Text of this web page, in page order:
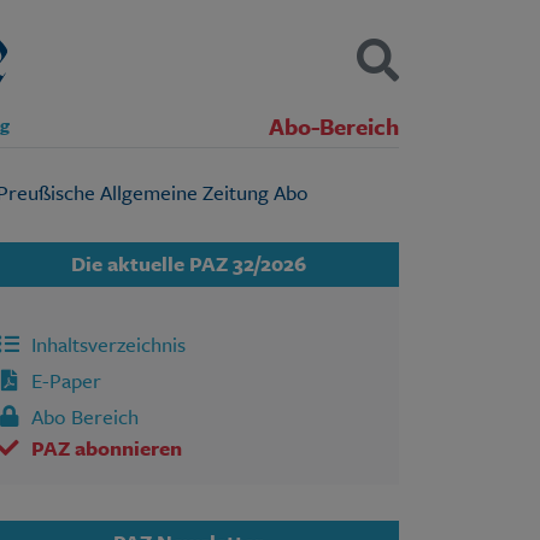
Abo-Bereich
Kontakt
Datenschutz
SUCHEN
Die aktuelle PAZ 32/2026
Inhaltsverzeichnis
E-Paper
Abo Bereich
PAZ abonnieren